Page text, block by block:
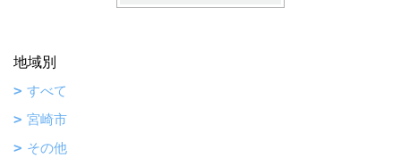
地域別
すべて
宮崎市
その他